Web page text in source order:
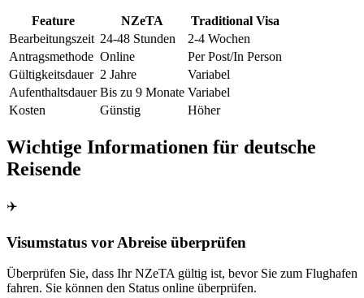
Feature NZeTA
Traditional Visa
Bearbeitungszeit 24-48 Stunden
2-4 Wochen
Antragsmethode Online
Per Post/In Person
Gültigkeitsdauer 2 Jahre
Variabel
Aufenthaltsdauer Bis zu 9 Monate Variabel
Kosten
Günstig Höher
Wichtige Informationen für deutsche
Reisende
✈️
Visumstatus vor Abreise überprüfen
Überprüfen Sie, dass Ihr NZeTA gültig ist, bevor Sie zum Flughafen
fahren. Sie können den Status online überprüfen.